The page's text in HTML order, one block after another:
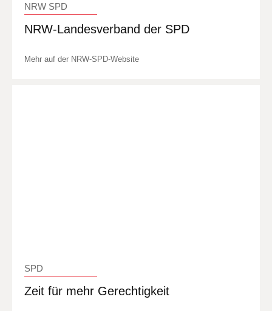
NRW SPD
NRW-Landesverband der SPD
Mehr auf der NRW-SPD-Website
SPD
Zeit für mehr Gerechtigkeit